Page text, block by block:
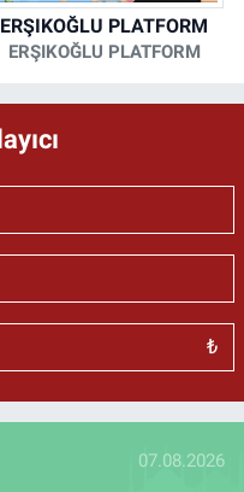
ERŞIKOĞLU PLATFORM
ERŞIKOĞLU PLATFORM
₺
07.08.2026